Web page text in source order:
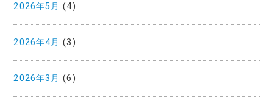
2026年5月 (4)
2026年4月 (3)
2026年3月 (6)